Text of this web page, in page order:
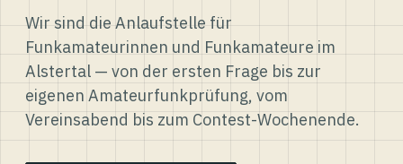
Wir sind die Anlaufstelle für
Funkamateurinnen und Funkamateure im
Alstertal — von der ersten Frage bis zur
eigenen Amateurfunkprüfung, vom
Vereinsabend bis zum Contest-Wochenende.